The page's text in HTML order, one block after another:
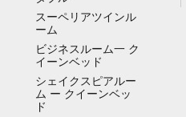
スーペリアツインル
ーム
ビジネスルーム一 ク
イーンベッド
シェイクスピアルー
ム ー クイーンベッ
ド